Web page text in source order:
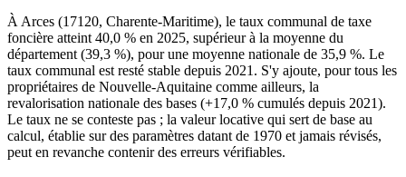
À Arces (17120, Charente-Maritime), le taux communal de taxe
foncière atteint 40,0 % en 2025, supérieur à la moyenne du
département (39,3 %), pour une moyenne nationale de 35,9 %. Le
taux communal est resté stable depuis 2021. S'y ajoute, pour tous les
propriétaires de Nouvelle-Aquitaine comme ailleurs, la
revalorisation nationale des bases (+17,0 % cumulés depuis 2021).
Le taux ne se conteste pas ; la valeur locative qui sert de base au
calcul, établie sur des paramètres datant de 1970 et jamais révisés,
peut en revanche contenir des erreurs vérifiables.